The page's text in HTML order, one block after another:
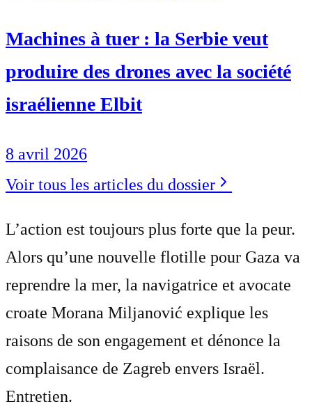
Machines à tuer : la Serbie veut
produire des drones avec la société
israélienne Elbit
8 avril 2026
Voir tous les articles du dossier
L’action est toujours plus forte que la peur.
Alors qu’une nouvelle flotille pour Gaza va
reprendre la mer, la navigatrice et avocate
croate Morana Miljanović explique les
raisons de son engagement et dénonce la
complaisance de Zagreb envers Israël.
Entretien.